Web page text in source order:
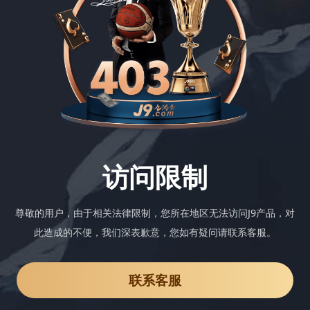
访问限制
尊敬的用户，由于相关法律限制，您所在地区无法访问J9产品，对
此造成的不便，我们深表歉意，您如有疑问请联系客服。
联系客服